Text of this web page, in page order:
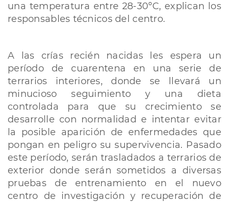
una temperatura entre 28-30ºC, explican los
responsables técnicos del centro.
A las crías recién nacidas les espera un
período de cuarentena en una serie de
terrarios interiores, donde se llevará un
minucioso seguimiento y una dieta
controlada para que su crecimiento se
desarrolle con normalidad e intentar evitar
la posible aparición de enfermedades que
pongan en peligro su supervivencia. Pasado
este período, serán trasladados a terrarios de
exterior donde serán sometidos a diversas
pruebas de entrenamiento en el nuevo
centro de investigación y recuperación de